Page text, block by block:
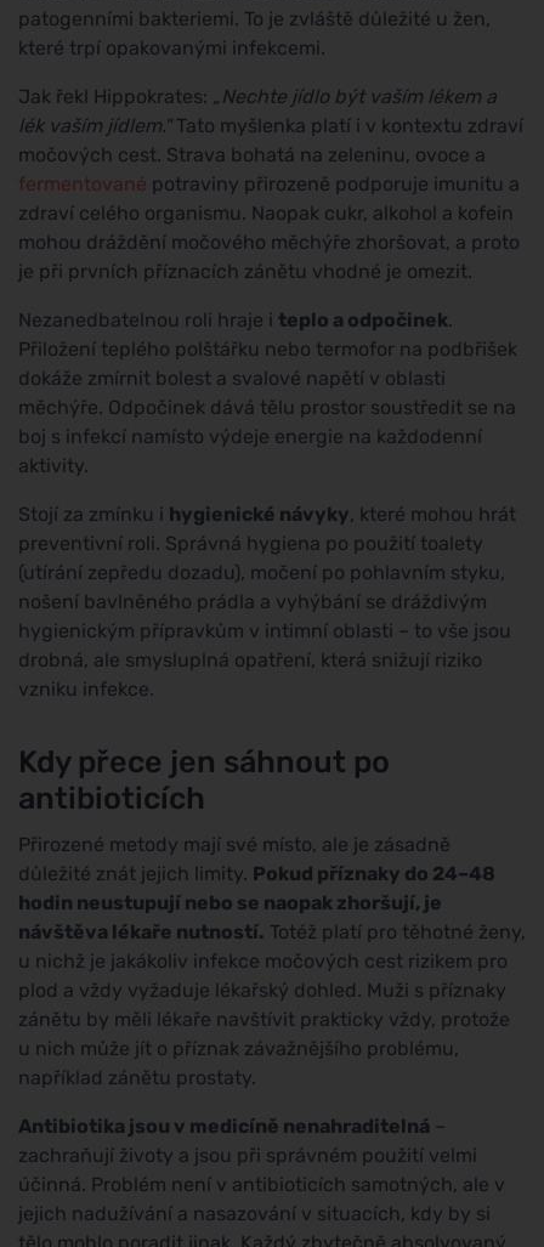
patogenními bakteriemi. To je zvláště důležité u žen,
které trpí opakovanými infekcemi.
Jak řekl Hippokrates: „Nechte jídlo být vaším lékem a
lék vaším jídlem."Tato myšlenka platí i v kontextu zdraví
močových cest. Strava bohatá na zeleninu, ovoce a
fermentované potraviny přirozeně podporuje imunitu a
zdraví celého organismu. Naopak cukr, alkohol a kofein
mohou dráždění močového měchýře zhoršovat, a proto
je při prvních příznacích zánětu vhodné je omezit.
Nezanedbatelnou roli hraje i teplo a odpočinek.
Přiložení teplého polštářku nebo termofor na podbřišek
dokáže zmírnit bolest a svalové napětí v oblasti
měchýře. Odpočinek dává tělu prostor soustředit se na
boj s infekcí namísto výdeje energie na každodenní
aktivity.
Stojí za zmínku i hygienické návyky, které mohou hrát
preventivní roli. Správná hygiena po použití toalety
(utírání zepředu dozadu), močení po pohlavním styku,
nošení bavlněného prádla a vyhýbání se dráždivým
hygienickým přípravkům v intimní oblasti – to vše jsou
drobná, ale smysluplná opatření, která snižují riziko
vzniku infekce.
Kdy přece jen sáhnout po
antibioticích
Přirozené metody mají své místo, ale je zásadně
důležité znát jejich limity. Pokud příznaky do 24–48
hodin neustupují nebo se naopak zhoršují, je
návštěva lékaře nutností. Totéž platí pro těhotné ženy,
u nichž je jakákoliv infekce močových cest rizikem pro
plod a vždy vyžaduje lékařský dohled. Muži s příznaky
zánětu by měli lékaře navštívit prakticky vždy, protože
u nich může jít o příznak závažnějšího problému,
například zánětu prostaty.
Antibiotika jsou v medicíně nenahraditelná –
zachraňují životy a jsou při správném použití velmi
účinná. Problém není v antibioticích samotných, ale v
jejich nadužívání a nasazování v situacích, kdy by si
tělo mohlo poradit jinak. Každý zbytečně absolvovaný